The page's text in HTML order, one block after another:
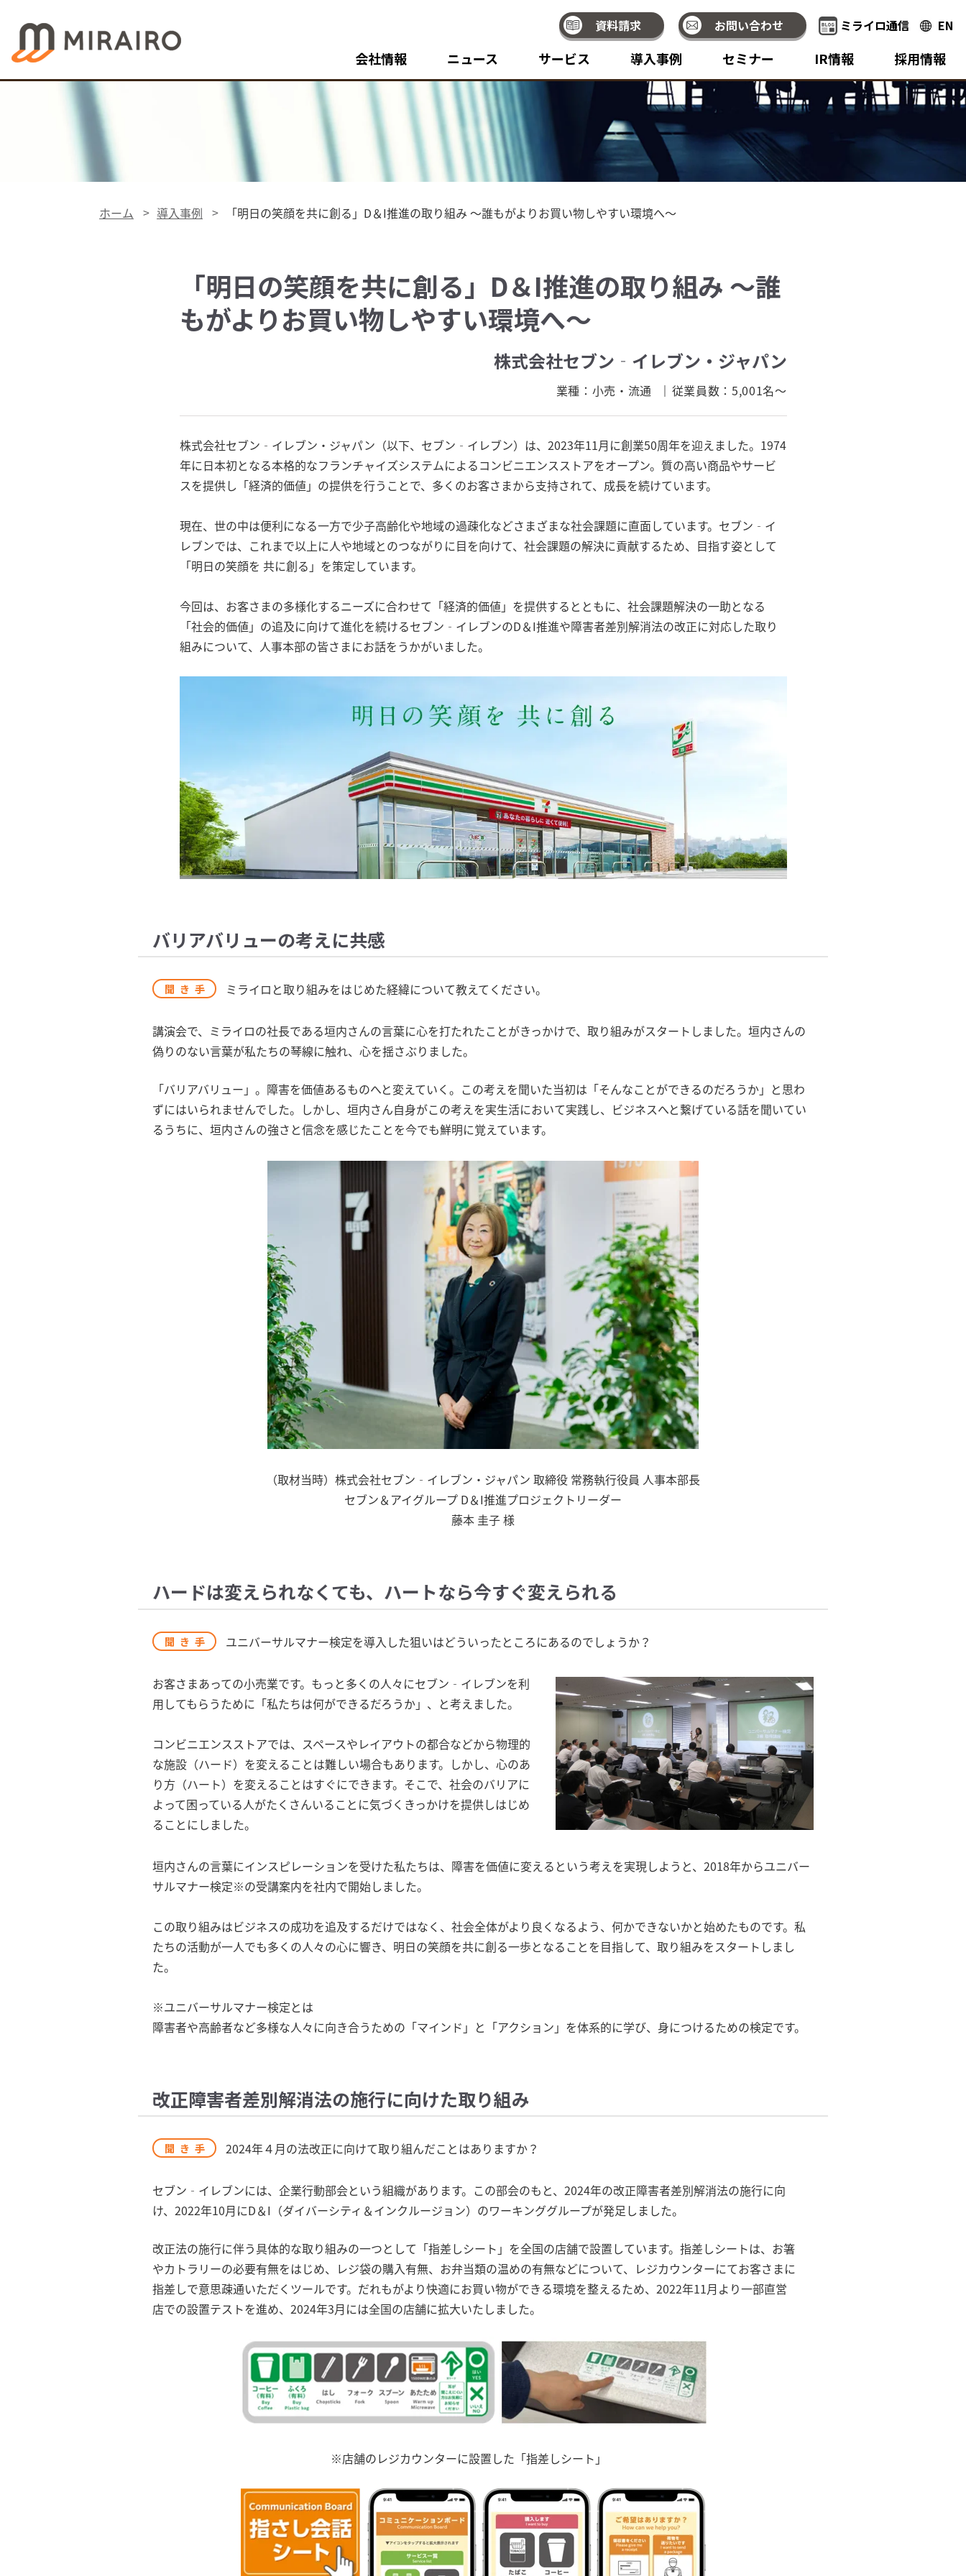
資料請求 お問い合わせ ミライロ通信 EN
会社情報 ニュース サービス 導入事例 セミナー IR情報 採用情報
ホーム 導入事例 「明日の笑顔を共に創る」D＆I推進の取り組み ～誰もがよりお買い物しやすい環境へ～
「明日の笑顔を共に創る」D＆I推進の取り組み ～誰
もがよりお買い物しやすい環境へ～
株式会社セブン‐イレブン・ジャパン
業種： 小売・流通 従業員数：5,001名～
株式会社セブン‐イレブン・ジャパン（以下、セブン‐イレブン）は、2023年11月に創業50周年を迎えました。1974
年に日本初となる本格的なフランチャイズシステムによるコンビニエンスストアをオープン。質の高い商品やサービ
スを提供し「経済的価値」の提供を行うことで、多くのお客さまから支持されて、成長を続けています。
現在、世の中は便利になる一方で少子高齢化や地域の過疎化などさまざまな社会課題に直面しています。セブン‐イ
レブンでは、これまで以上に人や地域とのつながりに目を向けて、社会課題の解決に貢献するため、目指す姿として
「明日の笑顔を 共に創る」を策定しています。
今回は、お客さまの多様化するニーズに合わせて「経済的価値」を提供するとともに、社会課題解決の一助となる
「社会的価値」の追及に向けて進化を続けるセブン‐イレブンのD＆I推進や障害者差別解消法の改正に対応した取り
組みについて、人事本部の皆さまにお話をうかがいました。
バリアバリューの考えに共感
聞き手 ミライロと取り組みをはじめた経緯について教えてください。
講演会で、ミライロの社長である垣内さんの言葉に心を打たれたことがきっかけで、取り組みがスタートしました。垣内さんの
偽りのない言葉が私たちの琴線に触れ、心を揺さぶりました。
「バリアバリュー」。障害を価値あるものへと変えていく。この考えを聞いた当初は「そんなことができるのだろうか」と思わ
ずにはいられませんでした。しかし、垣内さん自身がこの考えを実生活において実践し、ビジネスへと繋げている話を聞いてい
るうちに、垣内さんの強さと信念を感じたことを今でも鮮明に覚えています。
（取材当時）株式会社セブン‐イレブン・ジャパン 取締役 常務執行役員 人事本部長
セブン＆アイグループ D＆I推進プロジェクトリーダー
藤本 圭子 様
ハードは変えられなくても、ハートなら今すぐ変えられる
聞き手 ユニバーサルマナー検定を導入した狙いはどういったところにあるのでしょうか？
お客さまあっての小売業です。もっと多くの人々にセブン‐イレブンを利
用してもらうために「私たちは何ができるだろうか」、と考えました。
コンビニエンスストアでは、スペースやレイアウトの都合などから物理的
な施設（ハード）を変えることは難しい場合もあります。しかし、心のあ
り方（ハート）を変えることはすぐにできます。そこで、社会のバリアに
よって困っている人がたくさんいることに気づくきっかけを提供しはじめ
ることにしました。
垣内さんの言葉にインスピレーションを受けた私たちは、障害を価値に変えるという考えを実現しようと、2018年からユニバー
サルマナー検定※の受講案内を社内で開始しました。
この取り組みはビジネスの成功を追及するだけではなく、社会全体がより良くなるよう、何かできないかと始めたものです。私
たちの活動が一人でも多くの人々の心に響き、明日の笑顔を共に創る一歩となることを目指して、取り組みをスタートしまし
た。
※ユニバーサルマナー検定とは
障害者や高齢者など多様な人々に向き合うための「マインド」と「アクション」を体系的に学び、身につけるための検定です。
改正障害者差別解消法の施行に向けた取り組み
聞き手 2024年４月の法改正に向けて取り組んだことはありますか？
セブン‐イレブンには、企業行動部会という組織があります。この部会のもと、2024年の改正障害者差別解消法の施行に向
け、2022年10月にD＆I（ダイバーシティ＆インクルージョン）のワーキンググループが発足しました。
改正法の施行に伴う具体的な取り組みの一つとして「指差しシート」を全国の店舗で設置しています。指差しシートは、お箸
やカトラリーの必要有無をはじめ、レジ袋の購入有無、お弁当類の温めの有無などについて、レジカウンターにてお客さまに
指差しで意思疎通いただくツールです。だれもがより快適にお買い物ができる環境を整えるため、2022年11月より一部直営
店での設置テストを進め、2024年3月には全国の店舗に拡大いたしました。
※店舗のレジカウンターに設置した「指差しシート」